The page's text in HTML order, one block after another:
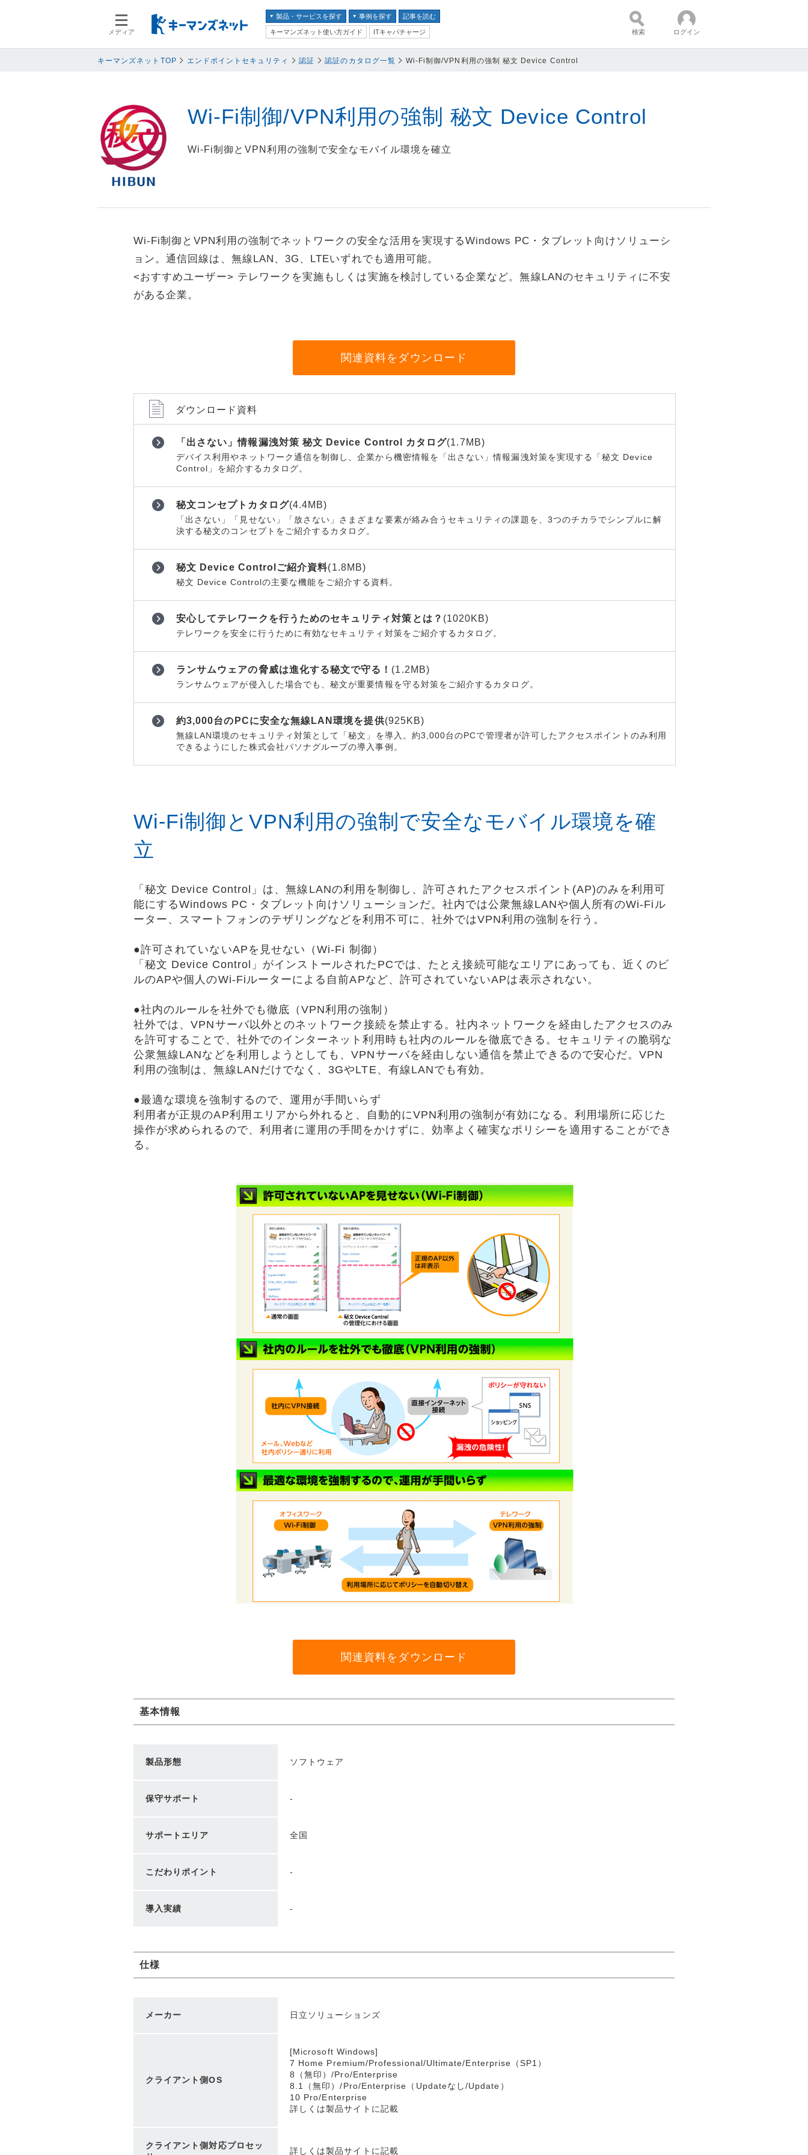
メディア
製品・サービスを探す
スマートデバイス
ネットワークセキュリティ
データ分析
PC
情報システム
オフィス機器
情報共有システム・コミュニケーシ
物理セキュリティ
ストレージ
PCソフト
事例を探す
スマートデバイス
ネットワークセキュリティ
PC
オフィス機器
情報共有システム・コミュニケーシ
ストレージ
PCソフト
開発
仮想化
Web構築
記事を読む
キーマンズネット使い方ガイド
ITキャパチャージ 検索 ログイン
キーマンズネットTOP エンドポイントセキュリティ 認証 認証のカタログ一覧 Wi-Fi制御/VPN利用の強制 秘文 Device Control
Wi-Fi制御/VPN利用の強制 秘文 Device Control
Wi-Fi制御とVPN利用の強制で安全なモバイル環境を確立
Wi-Fi制御とVPN利用の強制でネットワークの安全な活用を実現するWindows PC・タブレット向けソリューシ
ョン。通信回線は、無線LAN、3G、LTEいずれでも適用可能。
<おすすめユーザー> テレワークを実施もしくは実施を検討している企業など。無線LANのセキュリティに不安
がある企業。
関連資料をダウンロード
ダウンロード資料
「出さない」情報漏洩対策 秘文 Device Control カタログ(1.7MB)
デバイス利用やネットワーク通信を制御し、企業から機密情報を「出さない」情報漏洩対策を実現する「秘文 Device
Control」を紹介するカタログ。
秘文コンセプトカタログ(4.4MB)
「出さない」「見せない」「放さない」さまざまな要素が絡み合うセキュリティの課題を、3つのチカラでシンプルに解
決する秘文のコンセプトをご紹介するカタログ。
秘文 Device Controlご紹介資料(1.8MB)
秘文 Device Controlの主要な機能をご紹介する資料。
安心してテレワークを行うためのセキュリティ対策とは？ (1020KB)
テレワークを安全に行うために有効なセキュリティ対策をご紹介するカタログ。
ランサムウェアの脅威は進化する秘文で守る！ (1.2MB)
ランサムウェアが侵入した場合でも、秘文が重要情報を守る対策をご紹介するカタログ。
約3,000台のPCに安全な無線LAN環境を提供(925KB)
無線LAN環境のセキュリティ対策として「秘文」を導入。約3,000台のPCで管理者が許可したアクセスポイントのみ利用
できるようにした株式会社パソナグループの導入事例。
Wi-Fi制御とVPN利用の強制で安全なモバイル環境を確
立
「秘文 Device Control」は、無線LANの利用を制御し、許可されたアクセスポイント(AP)のみを利用可
能にするWindows PC・タブレット向けソリューションだ。社内では公衆無線LANや個人所有のWi-Fiル
ーター、スマートフォンのテザリングなどを利用不可に、社外ではVPN利用の強制を行う。
●許可されていないAPを見せない（Wi-Fi 制御）
「秘文 Device Control」がインストールされたPCでは、たとえ接続可能なエリアにあっても、近くのビ
ルのAPや個人のWi-Fiルーターによる自前APなど、許可されていないAPは表示されない。
●社内のルールを社外でも徹底（VPN利用の強制）
社外では、VPNサーバ以外とのネットワーク接続を禁止する。社内ネットワークを経由したアクセスのみ
を許可することで、社外でのインターネット利用時も社内のルールを徹底できる。セキュリティの脆弱な
公衆無線LANなどを利用しようとしても、VPNサーバを経由しない通信を禁止できるので安心だ。VPN
利用の強制は、無線LANだけでなく、3GやLTE、有線LANでも有効。
●最適な環境を強制するので、運用が手間いらず
利用者が正規のAP利用エリアから外れると、自動的にVPN利用の強制が有効になる。利用場所に応じた
操作が求められるので、利用者に運用の手間をかけずに、効率よく確実なポリシーを適用することができ
る。
関連資料をダウンロード
基本情報
製品形態 ソフトウェア
保守サポート -
サポートエリア 全国
こだわりポイント -
導入実績 -
仕様
メーカー 日立ソリューションズ
クライアント側OS
[Microsoft Windows]
7 Home Premium/Professional/Ultimate/Enterprise（SP1）
8（無印）/Pro/Enterprise
8.1（無印）/Pro/Enterprise（Updateなし/Update）
10 Pro/Enterprise
詳しくは製品サイトに記載
クライアント側対応プロセッ
詳しくは製品サイトに記載